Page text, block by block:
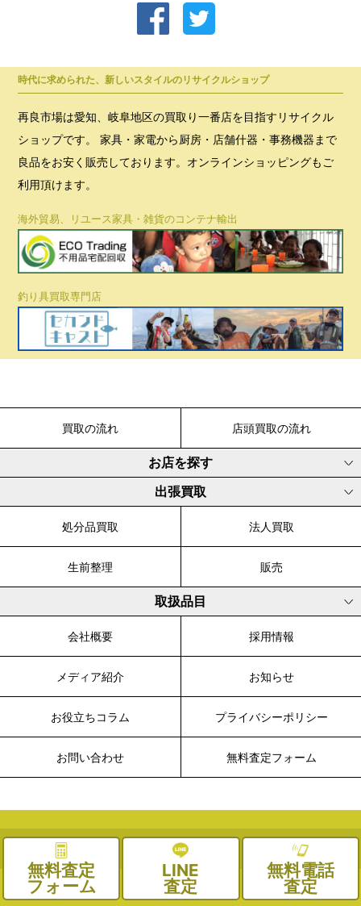
無料査定
フォーム
LINE
査定
無料電話
査定
時代に求められた、新しいスタイルのリサイクルショップ
再良市場は愛知、岐阜地区の買取り一番店を目指すリサイクル
ショップです。 家具・家電から厨房・店舗什器・事務機器まで
良品をお安く販売しております。オンラインショッピングもご
利用頂けます。
海外貿易、リユース家具・雑貨のコンテナ輸出
釣り具買取専門店
買取の流れ 店頭買取の流れ
お店を探す
出張買取
処分品買取 法人買取
生前整理 販売
取扱品目
会社概要 採用情報
メディア紹介 お知らせ
お役立ちコラム プライバシーポリシー
お問い合わせ 無料査定フォーム
© 2003-2026 WALK, All Rights Reserved.